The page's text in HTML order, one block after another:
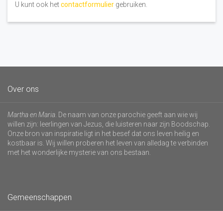
U kunt ook hetcontactformulier gebruiken.
Over ons
Martha en Maria . De naam van onze parochie geeft aan wie wij
willen zijn: leerlingen van Jezus, die luisteren naar zijn Boodschap.
Onze bron van inspiratie ligt in het besef dat ons leven heilig en
kostbaar is. Wij willen proberen het leven van alledag te verbinden
met het wonderlijke mysterie van ons bestaan.
Gemeenschappen